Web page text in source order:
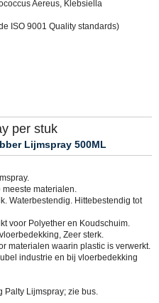
Aereus, Klebsiella
ISO 9001 Quality standards)
per stuk
Lijmspray 500ML
materialen.
Waterbestendig. Hittebestendig tot
voor Polyether en Koudschuim.
Zeer sterk.
materialen waarin plastic is verwerkt.
industrie en bij vloerbedekking
Palty Lijmspray; zie bus.